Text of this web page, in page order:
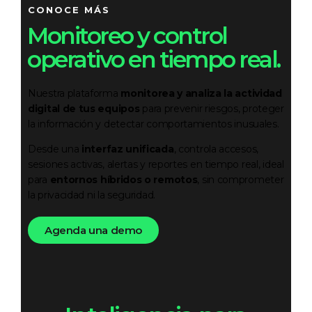
CONOCE MÁS
Monitoreo y control
operativo en tiempo real.
Nuestra plataforma monitorea y analiza la actividad
digital de tus equipos para prevenir riesgos, proteger
la información y detectar comportamientos inusuales.
Desde una interfaz unificada, controla accesos,
sesiones activas, alertas y reportes en tiempo real, ideal
para entornos híbridos o remotos, sin comprometer
la privacidad ni la seguridad.
Agenda una demo